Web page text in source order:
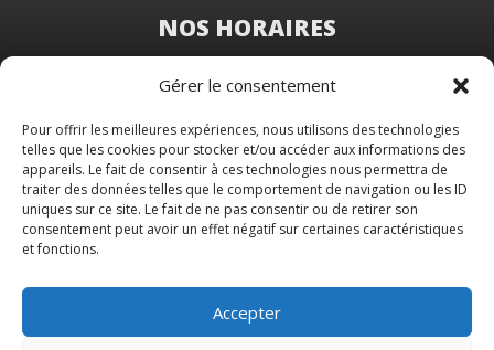
Gérer le consentement
Pour offrir les meilleures expériences, nous utilisons des technologies
telles que les cookies pour stocker et/ou accéder aux informations des
appareils. Le fait de consentir à ces technologies nous permettra de
traiter des données telles que le comportement de navigation ou les ID
uniques sur ce site. Le fait de ne pas consentir ou de retirer son
consentement peut avoir un effet négatif sur certaines caractéristiques
et fonctions.
Accepter
NOS HORAIRES
Du Lundi au Vendredi
Samedi sur rendez-vous